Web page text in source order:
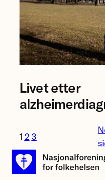
Anna
Elisabeth
Livet etter
1 2 3